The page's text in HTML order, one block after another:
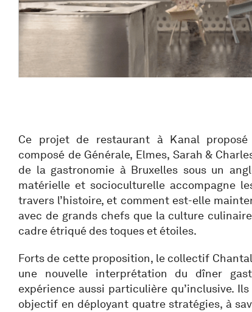
Ce projet de restaurant à Kanal
composé de Générale, Elmes, Sarah &
de la gastronomie à Bruxelles sous un
matérielle et socioculturelle accompagne
travers l’histoire, et comment est-elle
avec de grands chefs que la culture
cadre étriqué des toques et étoiles.
Forts de cette proposition, le collectif
une nouvelle interprétation du dîner
expérience aussi particulière qu’inclusive.
objectif en déployant quatre stratégies, à